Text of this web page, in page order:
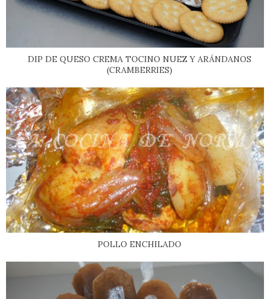
DIP DE QUESO CREMA TOCINO NUEZ Y ARÁNDANOS
(CRAMBERRIES)
POLLO ENCHILADO